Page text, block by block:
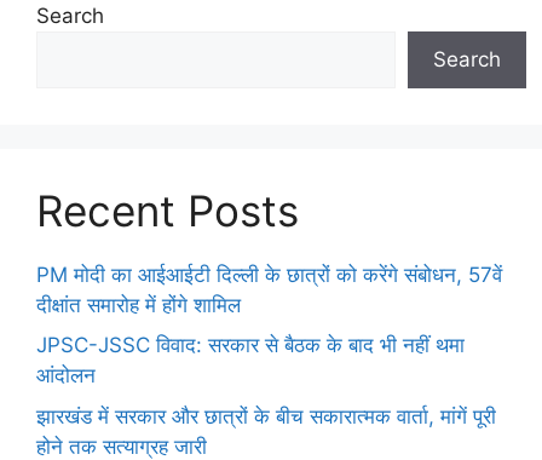
Search
Search
Recent Posts
PM मोदी का आईआईटी दिल्ली के छात्रों को करेंगे संबोधन, 57वें
दीक्षांत समारोह में होंगे शामिल
JPSC-JSSC विवाद: सरकार से बैठक के बाद भी नहीं थमा
आंदोलन
झारखंड में सरकार और छात्रों के बीच सकारात्मक वार्ता, मांगें पूरी
होने तक सत्याग्रह जारी